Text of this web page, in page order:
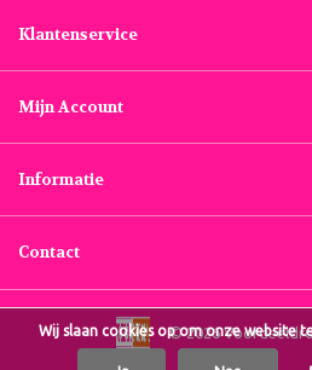
Klantenservice
Mijn Account
Informatie
Contact
© 2026
Wij slaan cookies op om onze website